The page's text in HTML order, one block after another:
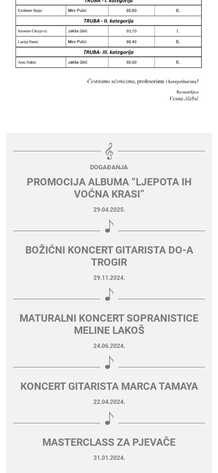
DOGAĐANJA
PROMOCIJA ALBUMA “LJEPOTA IH
VOĆNA KRASI”
29.04.2025.
BOŽIĆNI KONCERT GITARISTA DO-A
TROGIR
29.11.2024.
MATURALNI KONCERT SOPRANISTICE
MELINE LAKOŠ
24.06.2024.
KONCERT GITARISTA MARCA TAMAYA
22.04.2024.
MASTERCLASS ZA PJEVAČE
31.01.2024.